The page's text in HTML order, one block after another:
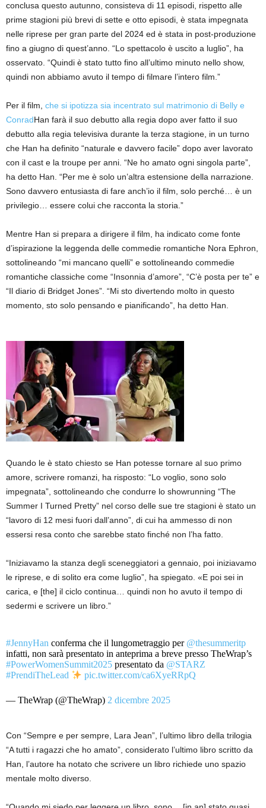
conclusa questo autunno, consisteva di 11 episodi, rispetto alle
prime stagioni più brevi di sette e otto episodi, è stata impegnata
nelle riprese per gran parte del 2024 ed è stata in post-produzione
fino a giugno di quest’anno. “Lo spettacolo è uscito a luglio”, ha
osservato. “Quindi è stato tutto fino all’ultimo minuto nello show,
quindi non abbiamo avuto il tempo di filmare l’intero film.”
Per il film, che si ipotizza sia incentrato sul matrimonio di Belly e
ConradHan farà il suo debutto alla regia dopo aver fatto il suo
debutto alla regia televisiva durante la terza stagione, in un turno
che Han ha definito “naturale e davvero facile” dopo aver lavorato
con il cast e la troupe per anni. “Ne ho amato ogni singola parte”,
ha detto Han. “Per me è solo un’altra estensione della narrazione.
Sono davvero entusiasta di fare anch’io il film, solo perché… è un
privilegio… essere colui che racconta la storia.”
Mentre Han si prepara a dirigere il film, ha indicato come fonte
d’ispirazione la leggenda delle commedie romantiche Nora Ephron,
sottolineando “mi mancano quelli” e sottolineando commedie
romantiche classiche come “Insonnia d’amore”, “C’è posta per te” e
“Il diario di Bridget Jones”. “Mi sto divertendo molto in questo
momento, sto solo pensando e pianificando”, ha detto Han.
Quando le è stato chiesto se Han potesse tornare al suo primo
amore, scrivere romanzi, ha risposto: “Lo voglio, sono solo
impegnata”, sottolineando che condurre lo showrunning “The
Summer I Turned Pretty” nel corso delle sue tre stagioni è stato un
“lavoro di 12 mesi fuori dall’anno”, di cui ha ammesso di non
essersi resa conto che sarebbe stato finché non l’ha fatto.
“Iniziavamo la stanza degli sceneggiatori a gennaio, poi iniziavamo
le riprese, e di solito era come luglio”, ha spiegato. «E poi sei in
carica, e [the] il ciclo continua… quindi non ho avuto il tempo di
sedermi e scrivere un libro.”
#JennyHan conferma che il lungometraggio per @thesummeritp
infatti, non sarà presentato in anteprima a breve presso TheWrap’s
#PowerWomenSummit2025 presentato da @STARZ
#PrendiTheLead
pic.twitter.com/ca6XyeRRpQ
— TheWrap (@TheWrap) 2 dicembre 2025
Con “Sempre e per sempre, Lara Jean”, l’ultimo libro della trilogia
“A tutti i ragazzi che ho amato”, considerato l’ultimo libro scritto da
Han, l’autore ha notato che scrivere un libro richiede uno spazio
mentale molto diverso.